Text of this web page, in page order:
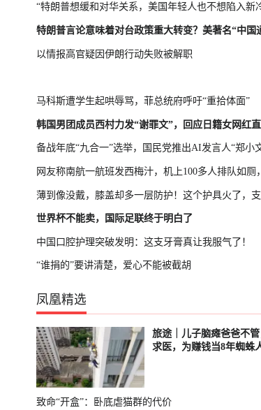
“特朗普想缓和对华关系，美国年轻人也不想陷入新
特朗普言论意味着对台政策重大转变？美著名“中国
以情报高官疑因伊朗行动失败被解职
马科斯遭学生起哄辱骂，菲总统府呼吁“重拾体面”
韩国男团成员西村力发“谢罪文”，回应日籍女网红
备战年底“九合一”选举，国民党推出AI发言人“郑小
网友称南航一航班发西梅汁，机上100多人排队如厕
薄到像没戴，膝盖却多一层防护！这个护具火了，
世界杯不能卖，国际足联终于明白了
中国口腔护理突破发明：这支牙膏真让我服气了！
“谁捐的”要讲清楚，爱心不能被截胡
凤凰精选
旅途｜儿子脑瘫爸爸不
求医，为赚钱当8年蜘蛛
致命“开盒”：卧底虐猫群的代价
已结束 轮播